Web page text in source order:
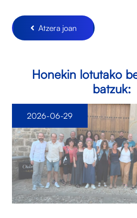
Atzera joan
Honekin lotutako
batzuk:
2026-06-29